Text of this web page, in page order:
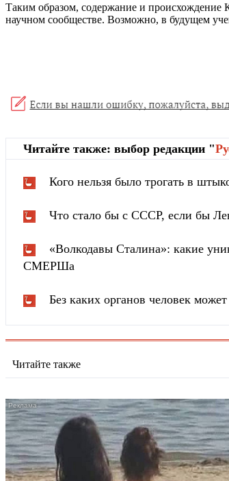
Таким образом, содержание и происхождение
научном сообществе. Возможно, в будущем
Читайте также: выбор редакции "
Кого нельзя было трогать в
Что стало бы с СССР, если бы
«Волкодавы Сталина»: какие
СМЕРШа
Без каких органов человек
Читайте также